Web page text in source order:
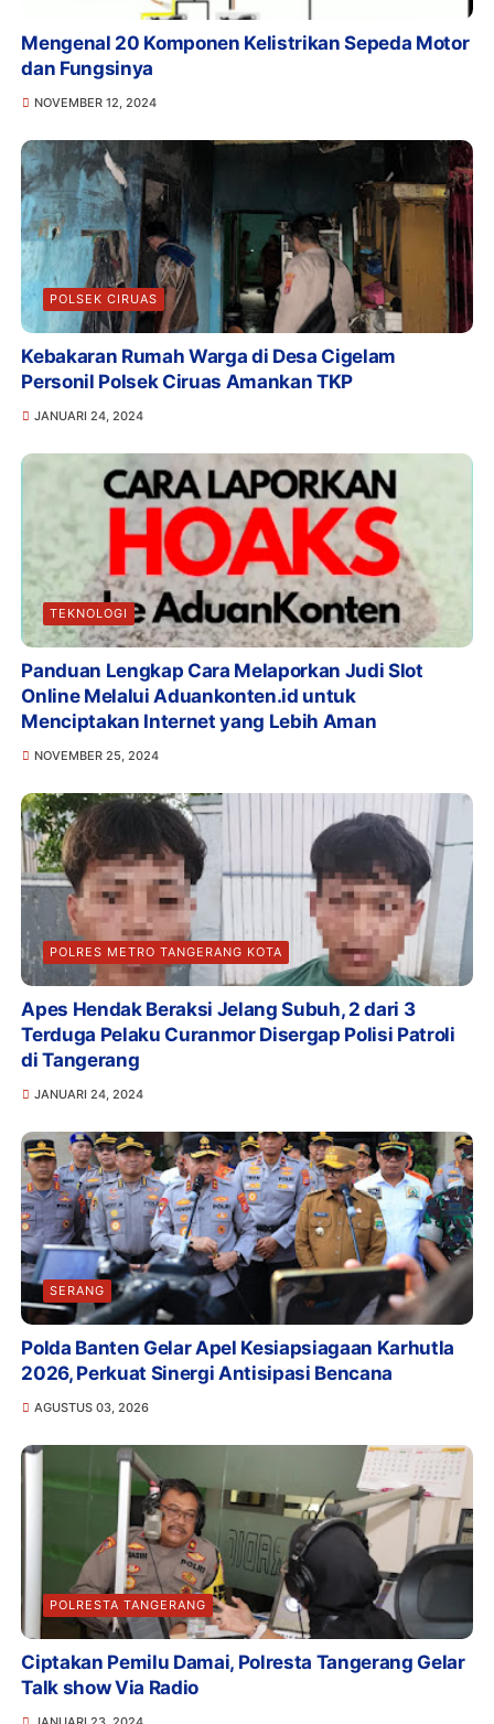
Mengenal 20 Komponen Kelistrikan Sepeda Motor
dan Fungsinya
NOVEMBER 12, 2024
POLSEK CIRUAS
Kebakaran Rumah Warga di Desa Cigelam
Personil Polsek Ciruas Amankan TKP
JANUARI 24, 2024
TEKNOLOGI
Panduan Lengkap Cara Melaporkan Judi Slot
Online Melalui Aduankonten.id untuk
Menciptakan Internet yang Lebih Aman
NOVEMBER 25, 2024
POLRES METRO TANGERANG KOTA
Apes Hendak Beraksi Jelang Subuh, 2 dari 3
Terduga Pelaku Curanmor Disergap Polisi Patroli
di Tangerang
JANUARI 24, 2024
SERANG
Polda Banten Gelar Apel Kesiapsiagaan Karhutla
2026, Perkuat Sinergi Antisipasi Bencana
AGUSTUS 03, 2026
POLRESTA TANGERANG
Ciptakan Pemilu Damai, Polresta Tangerang Gelar
Talk show Via Radio